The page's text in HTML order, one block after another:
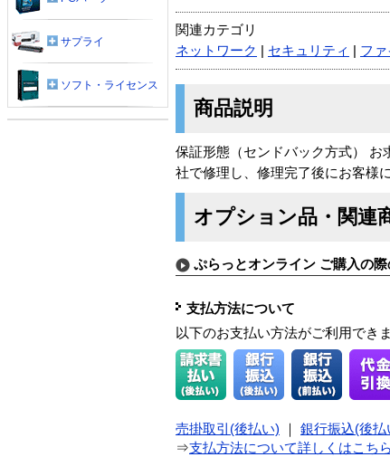
関連カテゴリ
ネットワーク
セキュリティ フ
商品説明
保証形態（センドバック方式）
社で修理し、修理完了後にお客様
オプション品・関連
ぷらっとオンライン ご購入の
支払方法について
以下のお支払い方法がご利用できま
売掛取引(後払い) 銀行振込(後払
⇒支払方法について詳しくはこちら
サプライ
ソフト・ライセンス